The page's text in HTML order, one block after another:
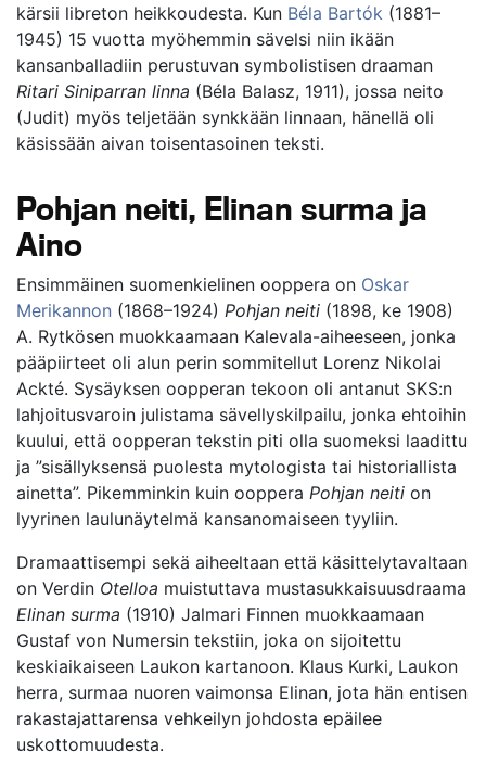
kärsii libreton heikkoudesta. Kun Béla Bartók (1881–
1945) 15 vuotta myöhemmin sävelsi niin ikään
kansanballadiin perustuvan symbolistisen draaman
Ritari Siniparran linna (Béla Balasz, 1911), jossa neito
(Judit) myös teljetään synkkään linnaan, hänellä oli
käsissään aivan toisentasoinen teksti.
Pohjan neiti, Elinan surma ja
Aino
Ensimmäinen suomenkielinen ooppera on Oskar
Merikannon (1868–1924) Pohjan neiti (1898, ke 1908)
A. Rytkösen muokkaamaan Kalevala-aiheeseen, jonka
pääpiirteet oli alun perin sommitellut Lorenz Nikolai
Ackté. Sysäyksen oopperan tekoon oli antanut SKS:n
lahjoitusvaroin julistama sävellyskilpailu, jonka ehtoihin
kuului, että oopperan tekstin piti olla suomeksi laadittu
ja ”sisällyksensä puolesta mytologista tai historiallista
ainetta”. Pikemminkin kuin ooppera Pohjan neiti on
lyyrinen laulunäytelmä kansanomaiseen tyyliin.
Dramaattisempi sekä aiheeltaan että käsittelytavaltaan
on Verdin Otelloa muistuttava mustasukkaisuusdraama
Elinan surma (1910) Jalmari Finnen muokkaamaan
Gustaf von Numersin tekstiin, joka on sijoitettu
keskiaikaiseen Laukon kartanoon. Klaus Kurki, Laukon
herra, surmaa nuoren vaimonsa Elinan, jota hän entisen
rakastajattarensa vehkeilyn johdosta epäilee
uskottomuudesta.